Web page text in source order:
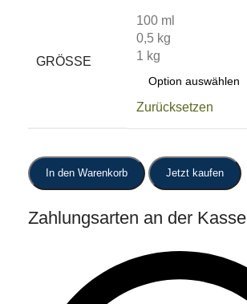
GRÖSSE
100 ml
0,5 kg
1 kg
Zurücksetzen
In den Warenkorb Jetzt kaufen
Zahlungsarten an der Kasse